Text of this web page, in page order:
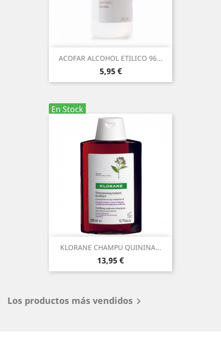
ACOFAR ALCOHOL ETILICO 96...
Precio
5,95 €
En Stock
KLORANE CHAMPU QUININA...
Precio
13,95 €
Los productos más vendidos 